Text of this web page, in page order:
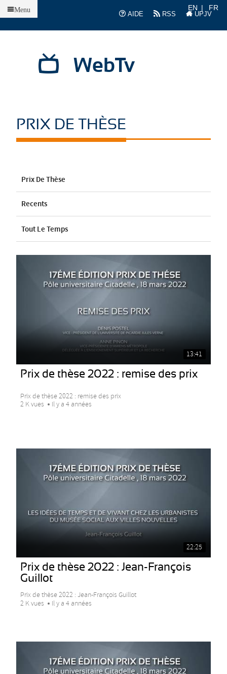
AIDE
RSS UPJV
EN FR
WebTv
Menu
PRIX DE THÈSE
Prix De Thèse
Recents
Tout Le Temps
13:41
Prix de thèse 2022 : remise des prix
Prix de thèse 2022 : remise des prix
2 K vues
Il y a 4 années
22:25
Prix de thèse 2022 : Jean-François
Guillot
Prix de thèse 2022 : Jean-François Guillot
2 K vues
Il y a 4 années